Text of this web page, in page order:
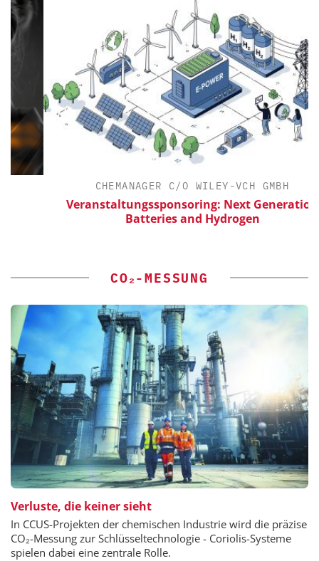
CHEMANAGER C/O WILEY-VCH GMBH
Veranstaltungssponsoring: Next Generation
Batteries and Hydrogen
CO₂-MESSUNG
Verluste, die keiner sieht
In CCUS-Projekten der chemischen Industrie wird die präzise
CO₂-Messung zur Schlüsseltechnologie - Coriolis-Systeme
spielen dabei eine zentrale Rolle.